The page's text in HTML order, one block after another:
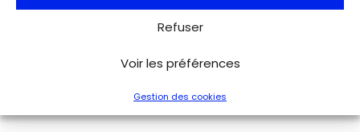
Refuser
Voir les préférences
Gestion des cookies